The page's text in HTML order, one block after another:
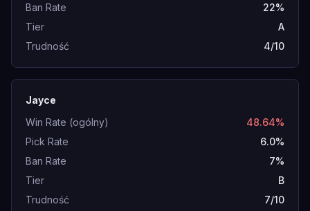
Ban Rate
22%
Tier
A
Trudność
4/10
Jayce
Win Rate (ogólny)
48.64%
Pick Rate
6.0%
Ban Rate
7%
Tier
B
Trudność
7/10